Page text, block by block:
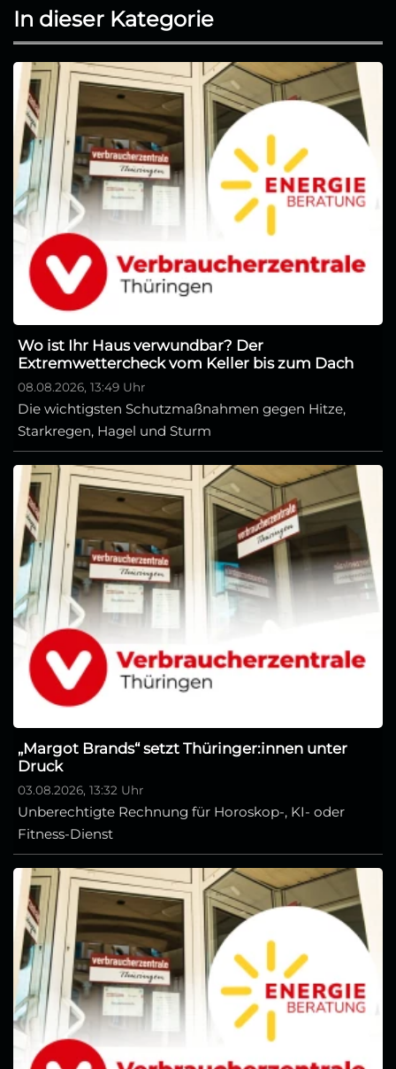
In dieser Kategorie
Wo ist Ihr Haus verwundbar? Der
Extremwettercheck vom Keller bis zum Dach
08.08.2026, 13:49 Uhr
Die wichtigsten Schutzmaßnahmen gegen Hitze,
Starkregen, Hagel und Sturm
„Margot Brands“ setzt Thüringer:innen unter
Druck
03.08.2026, 13:32 Uhr
Unberechtigte Rechnung für Horoskop-, KI- oder
Fitness-Dienst